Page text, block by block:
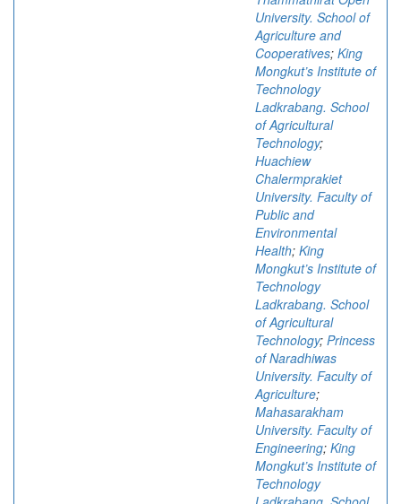
University. School of
Agriculture and
Cooperatives; King
Mongkut’s Institute of
Technology
Ladkrabang. School
of Agricultural
Technology;
Huachiew
Chalermprakiet
University. Faculty of
Public and
Environmental
Health; King
Mongkut’s Institute of
Technology
Ladkrabang. School
of Agricultural
Technology; Princess
of Naradhiwas
University. Faculty of
Agriculture;
Mahasarakham
University. Faculty of
Engineering; King
Mongkut’s Institute of
Technology